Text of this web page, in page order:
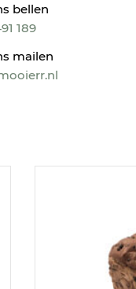
bellen
189
mailen